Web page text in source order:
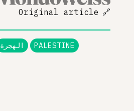
Original article 🔗
الهجرة PALESTINE